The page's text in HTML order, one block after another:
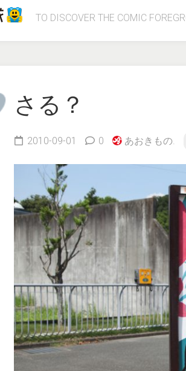
TO DISCOVER THE COMIC
さる？
2010-09-01 0 あおきもの.